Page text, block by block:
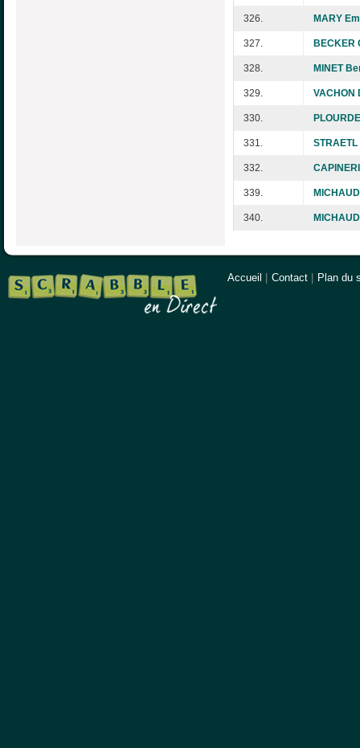
326. MARY
327. BECKER
328. MINET
329. VACHON
330.
331.
332.
339.
340.
Accueil Contact Plan du